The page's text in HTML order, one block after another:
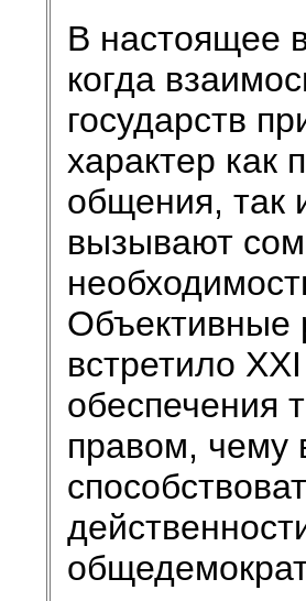
В настоящее
когда
государств
характер как
общения, так
вызывают
Объективные
встретило
обеспечения
правом, чему